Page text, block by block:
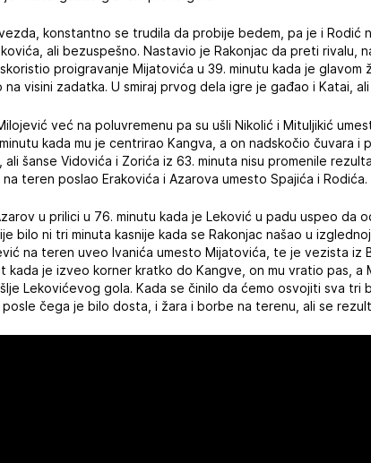
konstantno se trudila da probije bedem, pa je i Rodić
ali bezuspešno. Nastavio je Rakonjac da preti rivalu,
proigravanje Mijatovića u 39. minutu kada je glavom
visini zadatka. U smiraj prvog dela igre je gađao i Katai,
već na poluvremenu pa su ušli Nikolić i Mituljikić
kada mu je centrirao Kangva, a on nadskočio čuvara i
ali šanse Vidovića i Zorića iz 63. minuta nisu promenile
teren poslao Erakovića i Azarova umesto Spajića i Rodića.
u prilici u 76. minutu kada je Leković u padu uspeo da
bilo ni tri minuta kasnije kada se Rakonjac našao u
na teren uveo Ivanića umesto Mijatovića, te je vezista iz
kada je izveo korner kratko do Kangve, on mu vratio pas,
Lekovićevog gola. Kada se činilo da ćemo osvojiti sva tri
posle čega je bilo dosta, i žara i borbe na terenu, ali se